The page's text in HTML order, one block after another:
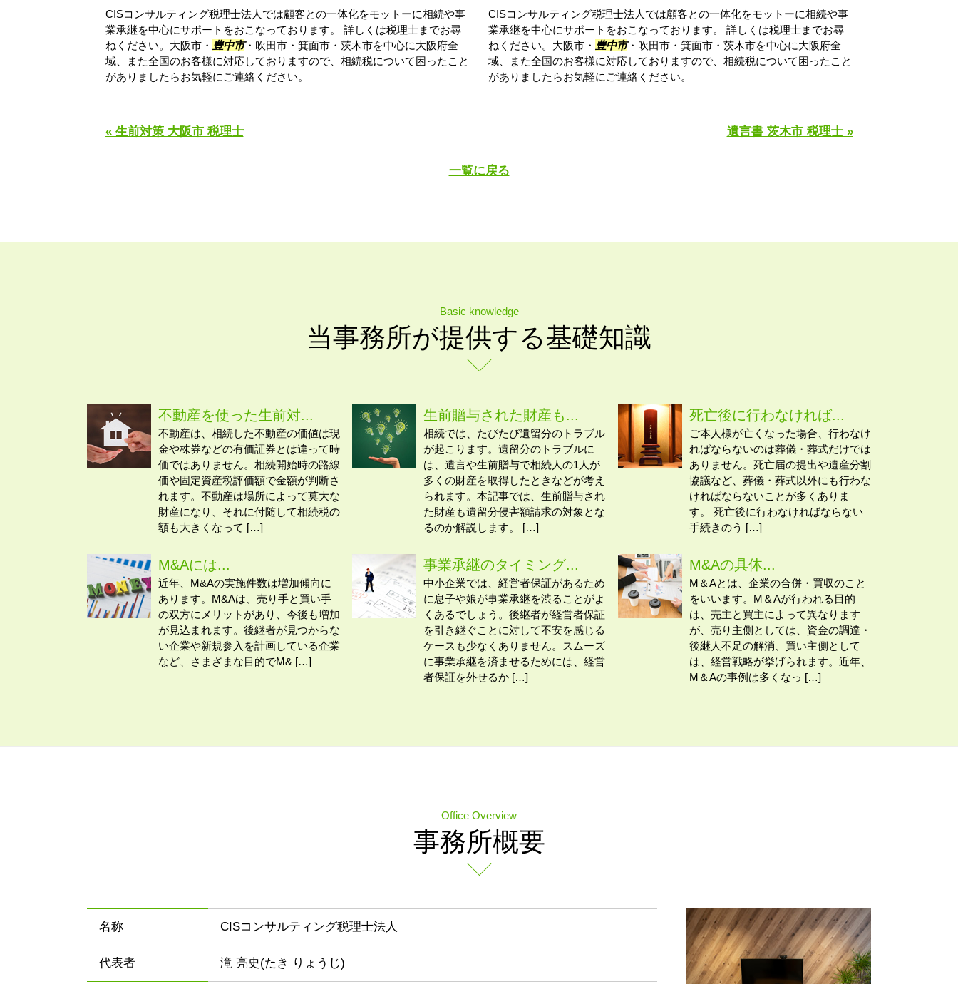
CISコンサルティング税理士法人では顧客との一体化をモットーに相続や事
業承継を中心にサポートをおこなっております。 詳しくは税理士までお尋
ねください。大阪市・ 豊中市・吹田市・箕面市・茨木市を中心に大阪府全
域、また全国のお客様に対応しておりますので、相続税について困ったこと
がありましたらお気軽にご連絡ください。
CISコンサルティング税理士法人では顧客との一体化をモットーに相続や事
業承継を中心にサポートをおこなっております。 詳しくは税理士までお尋
ねください。大阪市・ 豊中市・吹田市・箕面市・茨木市を中心に大阪府全
域、また全国のお客様に対応しておりますので、相続税について困ったこと
がありましたらお気軽にご連絡ください。
« 生前対策 大阪市 税理士 遺言書 茨木市 税理士 »
一覧に戻る
Basic knowledge
当事務所が提供する基礎知識
不動産を使った生前対...
不動産は、相続した不動産の価値は現
金や株券などの有価証券とは違って時
価ではありません。相続開始時の路線
価や固定資産税評価額で金額が判断さ
れます。不動産は場所によって莫大な
財産になり、それに付随して相続税の
額も大きくなって […]
生前贈与された財産も...
相続では、たびたび遺留分のトラブル
が起こります。遺留分のトラブルに
は、遺言や生前贈与で相続人の1人が
多くの財産を取得したときなどが考え
られます。本記事では、生前贈与され
た財産も遺留分侵害額請求の対象とな
るのか解説します。 […]
死亡後に行わなければ...
ご本人様が亡くなった場合、行わなけ
ればならないのは葬儀・葬式だけでは
ありません。死亡届の提出や遺産分割
協議など、葬儀・葬式以外にも行わな
ければならないことが多くありま
す。 死亡後に行わなければならない
手続きのう […]
M&Aには...
近年、M&Aの実施件数は増加傾向に
あります。M&Aは、売り手と買い手
の双方にメリットがあり、今後も増加
が見込まれます。後継者が見つからな
い企業や新規参入を計画している企業
など、さまざまな目的でM& […]
事業承継のタイミング...
中小企業では、経営者保証があるため
に息子や娘が事業承継を渋ることがよ
くあるでしょう。後継者が経営者保証
を引き継ぐことに対して不安を感じる
ケースも少なくありません。スムーズ
に事業承継を済ませるためには、経営
者保証を外せるか […]
M&Aの具体...
M＆Aとは、企業の合併・買収のこと
をいいます。M＆Aが行われる目的
は、売主と買主によって異なります
が、売り主側としては、資金の調達・
後継人不足の解消、買い主側として
は、経営戦略が挙げられます。近年、
M＆Aの事例は多くなっ […]
Office Overview
事務所概要
名称 CISコンサルティング税理士法人
代表者 滝 亮史(たき りょうじ)